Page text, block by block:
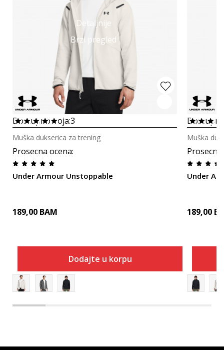
Detaljnije
Brzi pregled
Dostupno boja:3
Prosecna ocena:
Under Armour Unstoppable
Muška dukserica za trening
189,00 BAM
Dodajte u korpu
Under
Muška
189,00